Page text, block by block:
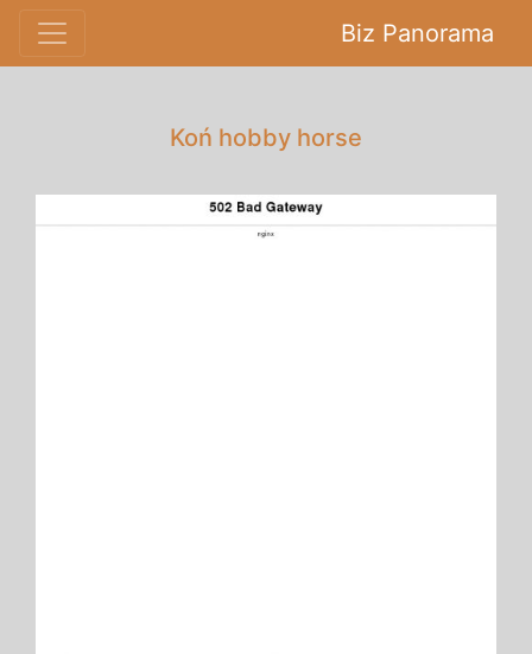
Biz Panorama
Koń hobby horse